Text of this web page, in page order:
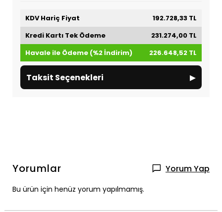
KDV Hariç Fiyat
192.728,33 TL
Kredi Kartı Tek Ödeme
231.274,00 TL
Havale ile Ödeme (%2 İndirim)
226.648,52 TL
Taksit Seçenekleri ▸
Yorumlar Yorum Yap
Bu ürün için henüz yorum yapılmamış.